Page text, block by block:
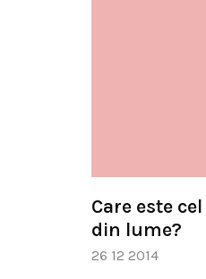
Care este
din lume?
26 12 2014